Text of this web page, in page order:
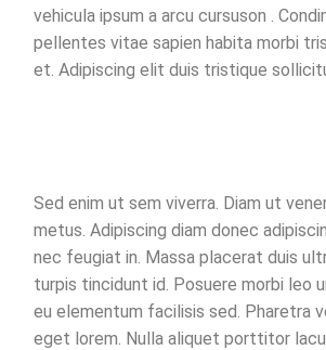
vehicula ipsum a arcu cursuson .
pellentes vitae sapien habita morbi
et. Adipiscing elit duis tristique
Sed enim ut sem viverra. Diam ut
metus. Adipiscing diam donec
nec feugiat in. Massa placerat duis
turpis tincidunt id. Posuere morbi leo
eu elementum facilisis sed. Pharetra
eget lorem. Nulla aliquet porttitor